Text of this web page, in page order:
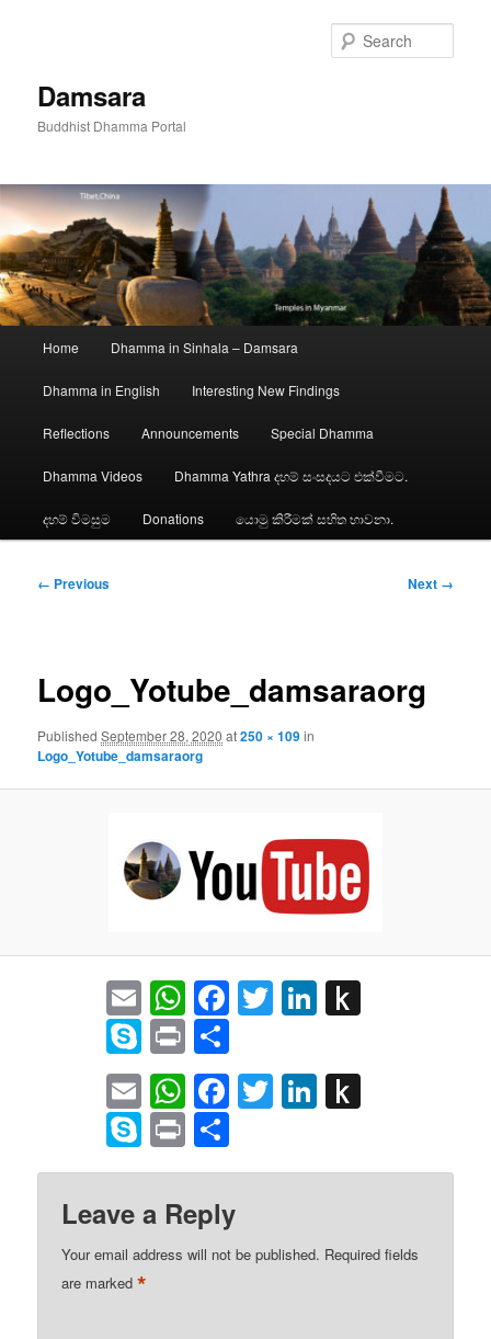
Damsara
Buddhist Dhamma Portal
Home Dhamma in Sinhala – Damsara
Dhamma in English Interesting New Findings
Reflections Announcements Special Dhamma
Dhamma Videos Dhamma Yathra දහම් සංසදයට එක්වීමට.
දහම් විමසුම Donations යොමු කිරීමක් සහිත භාවනා.
Image
← Previous Next →
Logo_Yotube_damsaraorg
PublishedSeptember 28, 2020 at250 × 109in
Logo_Yotube_damsaraorg
EmailWhatsApp
Facebook
TwitterLinkedIn
Skype
Print
EmailWhatsApp
Facebook
TwitterLinkedIn
Kindle
Skype
Print
Leave a Reply
Your email address will not be published. Required fields
are marked*